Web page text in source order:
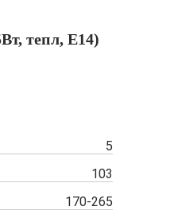
тепл, E14)
5
103
170-265